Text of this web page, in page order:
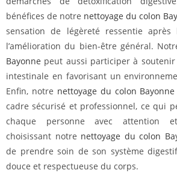
bénéfices de notre nettoyage du colon
sensation de légèreté ressentie
l’amélioration du bien-être général.
Bayonne peut aussi participer à
intestinale en favorisant un
Enfin, notre nettoyage du colon Bayonne
cadre sécurisé et professionnel, ce qui
chaque personne avec attention
choisissant notre nettoyage du colon
de prendre soin de son système
douce et respectueuse du corps.